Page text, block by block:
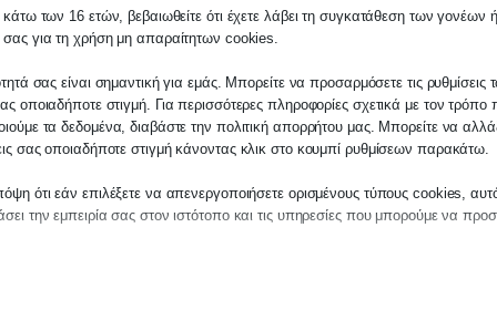
banking), ηλεκτρονικού πορτοφολιού (e-wallet) ή portals πληρωμών των
δαπάνες απόκτησης αγαθών και λήψης υπηρεσιών, το
το χτίσιμο του αφορολόγητου, περιλαμβάνονται στις ακόλουθες
σε οποιαδήποτε παραγγελία υπηρεσίας
παρακαλούμε επικοινωνήστε μαζί μας
529, είτε μέσω email στο
για να επιβεβαιώσουμε
υπόθεση σας.
κάτω των 16 ετών, βεβαιωθείτε ότι έχετε λάβει τη συγκατάθεση των γονέων
για τη χρήση μη απαραίτητων cookies.
σας είναι σημαντική για εμάς. Μπορείτε να προσαρμόσετε τις ρυθμίσεις
οποιαδήποτε στιγμή. Για περισσότερες πληροφορίες σχετικά με τον τρόπο
τα δεδομένα, διαβάστε την πολιτική απορρήτου μας. Μπορείτε να
σας οποιαδήποτε στιγμή κάνοντας κλικ στο κουμπί ρυθμίσεων παρακάτω.
ότι εάν επιλέξετε να απενεργοποιήσετε ορισμένους τύπους cookies,
την εμπειρία σας στον ιστότοπο και τις υπηρεσίες που μπορούμε να